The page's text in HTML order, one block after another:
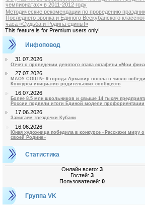
чемпионатах» в 2011-2012 году
Методические рекомендации по проведению
Последнего звонка и Единого Всекубанского
часа «Судьба и Родина едины!»
This feature is for Premium users only!
Инфоповод
31.07.2026
Отчет о проведении девятого этапа эстафеты «Мои
27.07.2026
МАОУ СОШ № 9 города Армавир вошла в число
Конкурса инициатив родительских сообществ
16.07.2026
Более 8,5 млн школьников и свыше 14 тысяч
России подвели итоги Единой модели профориентации
17.06.2026
Зажигаем звездочки Кубани
16.06.2026
Юная художница победила в конкурсе «Расскажи миру о
своей Родине»
Статистика
Онлайн всего:3
Гостей:3
Пользователей:0
Группа VK